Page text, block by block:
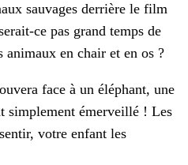
sauvages derrière le film
ce pas grand temps de
en chair et en os ?
face à un éléphant, une
simplement émerveillé ! Les
votre enfant les